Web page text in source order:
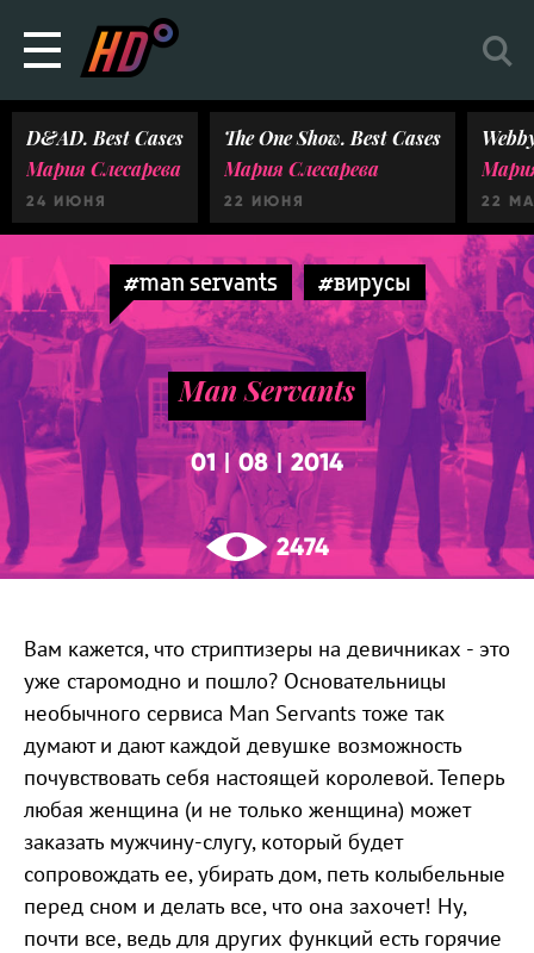
D&AD. Best Cases
Мария Слесарева
24 ИЮНЯ
The One Show. Best Cases
Мария Слесарева
22 ИЮНЯ 22
#man servants #вирусы
Man Servants
01|08|2014
2474
Вам кажется, что стриптизеры на девичниках - это
уже старомодно и пошло? Основательницы
необычного сервиса Man Servants тоже так
думают и дают каждой девушке возможность
почувствовать себя настоящей королевой. Теперь
любая женщина (и не только женщина) может
заказать мужчину-слугу, который будет
сопровождать ее, убирать дом, петь колыбельные
перед сном и делать все, что она захочет! Ну,
почти все, ведь для других функций есть горячие